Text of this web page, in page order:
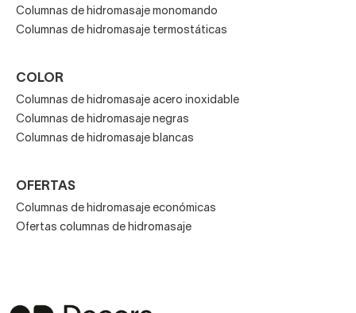
moderna, no es la única que se encuentra en el mercado.
columnas de hidromasaje
para regular la temperatura y el caudal del agua, con el
aireador incorporado.
Columnas de hidromasaje monomando
Columnas de hidromasaje termostáticas
COLOR
Columnas de hidromasaje acero inoxidable
Columnas de hidromasaje negras
Columnas de hidromasaje blancas
OFERTAS
Columnas de hidromasaje económicas
Ofertas columnas de hidromasaje